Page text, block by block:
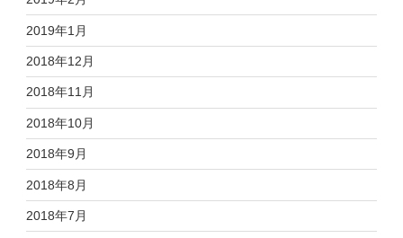
2019年1月
2018年12月
2018年11月
2018年10月
2018年9月
2018年8月
2018年7月